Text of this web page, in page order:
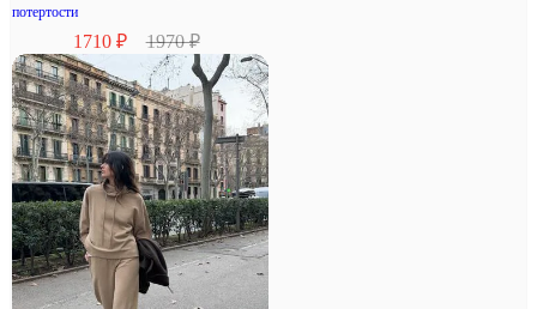
потертости
1710 ₽ 1970 ₽